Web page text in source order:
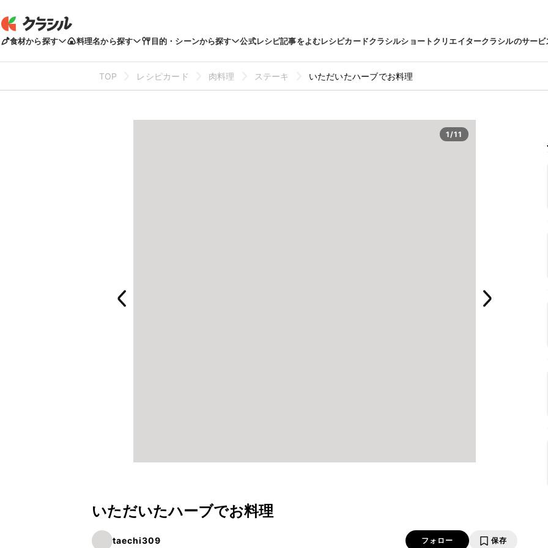
食材から探す 料理名から探す 目的・シーンから探す 公式レシピ記事をよむレシピカードクラシルショートクリエイタークラシルのサービ
TOP レシピカード 肉料理 ステーキ いただいたハーブでお料理
1/11
いただいたハーブでお料理
taechi309 フォロー 保存